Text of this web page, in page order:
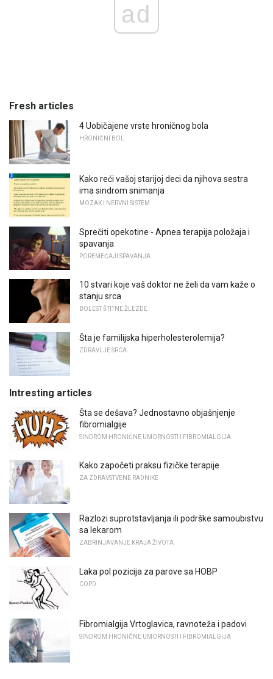
ad
Fresh articles
4 Uobičajene vrste hroničnog bola
HRONIČNI BOL
Kako reći vašoj starijoj deci da njihova sestra
ima sindrom snimanja
MOZAK I NERVNI SISTEM
Sprečiti opekotine - Apnea terapija položaja i
spavanja
POREMEĆAJI SPAVANJA
10 stvari koje vaš doktor ne želi da vam kaže o
stanju srca
BOLEST ŠTITNE ŽLEZDE
Šta je familijska hiperholesterolemija?
ZDRAVLJE SRCA
Intresting articles
Šta se dešava? Jednostavno objašnjenje
fibromialgije
SINDROM HRONIČNE UMORNOSTI I FIBROMIALGIJA
Kako započeti praksu fizičke terapije
ZA ZDRAVSTVENE RADNIKE
Razlozi suprotstavljanja ili podrške samoubistvu
sa lekarom
ZABRINJAVANJE KRAJA ŽIVOTA
Laka pol pozicija za parove sa HOBP
COPD
Fibromialgija Vrtoglavica, ravnoteža i padovi
SINDROM HRONIČNE UMORNOSTI I FIBROMIALGIJA